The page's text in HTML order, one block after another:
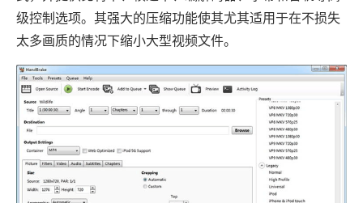
级控制选项。其强大的压缩功能使其尤其适用于在不损失
太多画质的情况下缩小大型视频文件。